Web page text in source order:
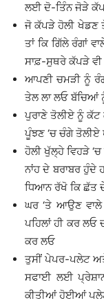
ਲਈ ਦੋ-ਤਿੰਨ ਜੋੜੇ
ਜੋ ਕੱਪੜੇ ਹੋਲੀ ਖੇਡਣ
ਤਾਂ ਕਿ ਗਿੱਲੇ ਰੰਗਾਂ
ਸਾਫ਼-ਸੁਥਰੇ ਕੱਪੜੇ ਵੀ
ਆਪਣੀ ਚਮੜੀ ਨੂੰ
ਤੇਲ ਲਾ ਲਓ ਬੱਚਿਆਂ
ਪੁਰਾਣੇ ਤੋਲੀਏ ਨੂੰ ਕੱਟ
ਪੂੰਝਣ ‘ਚ ਚੰਗੇ ਤੋਲੀਏ
ਹੋਲੀ ਖੁੱਲ੍ਹੇ ਵਿਹੜੇ
ਨਾਂਹ ਦੇ ਬਰਾਬਰ ਹੁੰਦੇ
ਧਿਆਨ ਰੱਖੋ ਕਿ ਛੱਤ ਦੇ
ਘਰ ‘ਤੇ ਆਉਣ ਵਾਲੇ
ਪਹਿਲਾਂ ਹੀ ਕਰ ਲਓ
ਕਰ ਲਓ
ਤੁਸੀਂ ਪੇਪਰ-ਪਲੇਟ
ਸਫਾਈ ਲਈ
ਕੀਤੀਆਂ ਹੋਈਆਂ